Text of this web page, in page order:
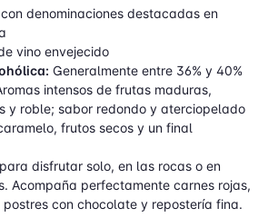
denominaciones destacadas en
vino envejecido
Generalmente entre 36% y 40%
intensos de frutas maduras,
y roble; sabor redondo y aterciopelado
frutos secos y un final
disfrutar solo, en las rocas o en
Acompaña perfectamente carnes rojas,
con chocolate y repostería fina.